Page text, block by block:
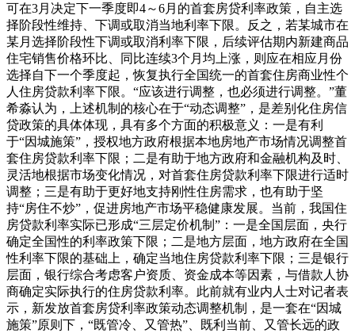
可在3月决定下一季度即4～6月的首套房贷利率政策，自主选
择阶段性维持、下调或取消当地利率下限。反之，若某城市在
某月选择阶段性下调或取消利率下限，后续评估期内新建商品
住宅销售价格环比、同比连续3个月均上涨，则应在相应月份
选择自下一个季度起，恢复执行全国统一的首套住房商业性个
人住房贷款利率下限。“应该进行调整，也必须进行调整。”董
希淼认为，上述机制的核心在于“动态调整”，是差别化住房信
贷政策的具体体现，具有多个方面的积极意义：一是有利
于“因城施策”，授权地方政府根据本地房地产市场情况调整首
套住房贷款利率下限；二是有助于地方政府和金融机构及时、
灵活地根据市场变化情况，对首套住房贷款利率下限进行适时
调整；三是有助于更好地支持刚性住房需求，也有助于坚
持“房住不炒”，促进房地产市场平稳健康发展。当前，我国住
房贷款利率实际已形成“三层定价机制”：一是全国层面，央行
确定全国性的利率政策下限；二是地方层面，地方政府在全国
性利率下限的基础上，确定当地住房贷款利率下限；三是银行
层面，银行综合考虑客户资质、资金成本等因素，与借款人协
商确定实际执行的住房贷款利率。此前就有业内人士对记者表
示，新发放首套房贷利率政策动态调整机制，是一套在“因城
施策”原则下，“既管冷、又管热”、既利当前、又管长远的政